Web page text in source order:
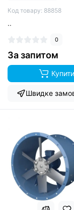
Код товару: 88858
..
0
За запитом
Купити
Швидке